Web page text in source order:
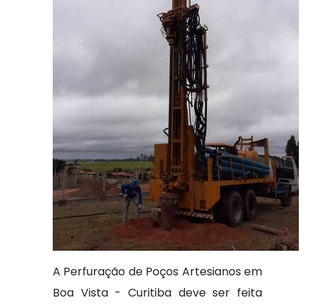
A Perfuração de Poços Artesianos em
Boa Vista - Curitiba deve ser feita